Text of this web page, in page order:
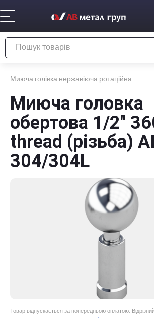
Миюча голівка нержавіюча ротаційна
Миюча головка
обертова 1/2"
thread (різьба)
304/304L
Товар відпускається за попередньою оплатою.